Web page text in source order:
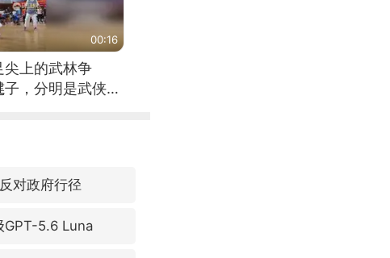
00:16
尖上的武林争
，分明是武侠片
对政府行径
GPT-5.6 Luna